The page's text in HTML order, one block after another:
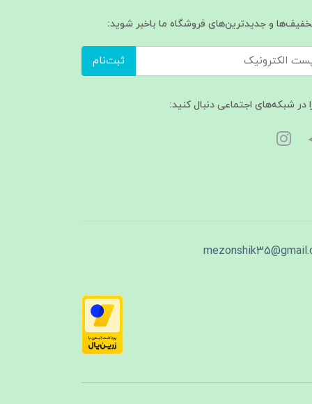
و جدیدترین‌های فروشگاه ما باخبر شوید:
ثبت‌نام
در شبکه‌های اجتماعی دنبال کنید: